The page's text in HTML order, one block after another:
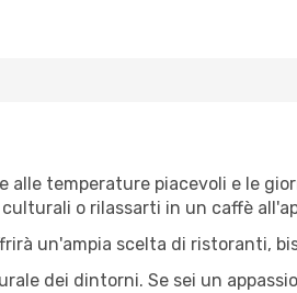
temperature piacevoli e le
o rilassarti in un caffè
un'ampia scelta di ristoranti,
dei dintorni. Se sei un